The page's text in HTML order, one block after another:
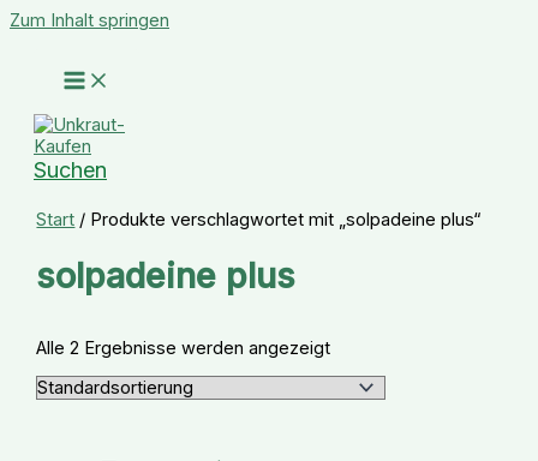
Zum Inhalt springen
Suchen
Start / Produkte verschlagwortet mit „solpadeine plus“
solpadeine plus
Alle 2 Ergebnisse werden angezeigt